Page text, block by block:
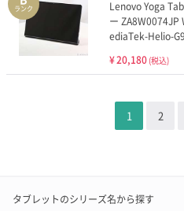
ランク
Lenovo Yoga
ー ZA8W0074JP
ediaTek-Helio-
¥20,180 (税込)
1 2
タブレットのシリーズ名から探す